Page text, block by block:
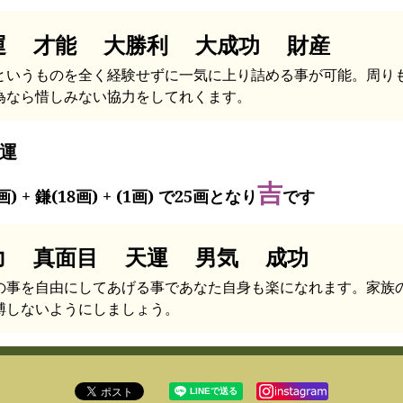
才能 大勝利 大成功 財産
いうものを全く経験せずに一気に上り詰める事が可能。周り
なら惜しみない協力をしてれくます。
) + 鎌(18画) + (1画) で25画となり吉です
真面目 天運 男気 成功
事を自由にしてあげる事であなた自身も楽になれます。家族
しないようにしましょう。